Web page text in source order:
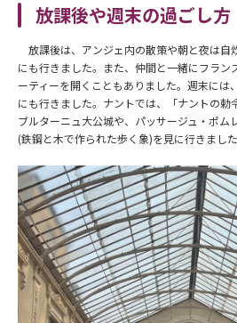
放課後や週末の過ごし方
放課後は、アンジェ内の散策や朝と夜は自
にも行きました。また、仲間と一緒にフラ
ーティーを開くこともありました。週末には
にも行きました。ナントでは、「ナントの
ブルターニュ大公城や、パッサージュ・ポム
(鉄鋼と木で作られた歩く象)を見に行きました